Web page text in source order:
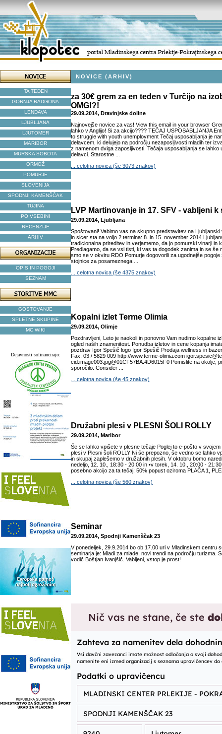
TA TEDEN
GORNJA RADGONA
LENDAVA
LJUBLJANA
LJUTOMER
MARIBOR
MURSKA SOBOTA
ORMOŽ
POMURJE
SLOVENIJA
SPODNJI KAMENŠČAK
TUJINA
PO VSEBINI
RECENZIJE
ARHIV
OPIS IN POGOJI
SEZNAM
GOSTOVANJE
SPLETNE SKUPINE
MC WIKI
Dejavnosti sofinancirajo:
NOVICE (ARHIV)
za 30€ grem za en teden v Turčijo na
OMG!?!
29.09.2014, Dravinjske doline
Najnovejše novice za vas! View this email in your browser
lahko v Anglijo! Si za akcijo???? TEČAJ USPOSABLJANJA
to struggle with youth unemployment Tečaj usposabljanja je
delavcem, ki delujejo na področju nezaposljivosti mladih ter
z namenom dviga zaposljivosti. Tečaja usposabljanja se lahko
delavci. Starostne ...
... celotna novica (še 3073 znakov)
LVP Martinovan​je in 17. SFV - vabljeni
29.09.2014, Ljubljana
Spoštovani! Vabimo vas na skupno predstavitev na
in sicer sta na voljo 2 termina: 8. in 15. november 2014
tradicionalna prireditev in verjamemo, da jo pomurski vinarji in
Predlagamo, da se vsi tisti, ki vas ta dogodek zanima in se še
smo se v okviru RDO Pomurje dogovorili za ugodnejše pogoje
stojnice za posameznega ...
... celotna novica (še 4375 znakov)
Kopalni izlet Terme Olimia
29.09.2014, Olimje
Pozdravljeni, Leto je naokoli in ponovno Vam nudimo kopalne
ogled naših znamenitost. Ponudba izletov in cene kopanja
pozdrav Igor Spešič logo Igor Spešič Prodaja wellness in
Fax: 03 / 5829 009 http://www.terme-olimia.com
cid:image003.jpg@01CF57BA.4D6015F0 Pomislite na okolje,
sporočilo. Consider ...
... celotna novica (še 45 znakov)
Družabni plesi v PLESNI ŠOLI ROLLY
29.09.2014, Maribor
Še se lahko vpišete v plesne tečaje Poglej to e-pošto v
plesi v Plesni šoli ROLLY Ni še prepozno, še vedno se lahko
in skupaj zaplešemo v družabnih plesih. V oktobru bomo
nedeljo, 12. 10., 18:30 - 20:00 in •v torek, 14. 10., 20:00 -
posebno akcijo za ta tečaj: 50% popust oziroma PLAČA 1,
... celotna novica (še 560 znakov)
Seminar
29.09.2014, Spodnji Kamenščak 23
V ponedeljek, 29.9.2014 bo ob 17.00 uri v Mladinskem centru
seminarja je: Mladi za mlade, novi trendi na področju turizma.
vodič Boštjan Ivanjšič. Vabljeni, vstop je prost!